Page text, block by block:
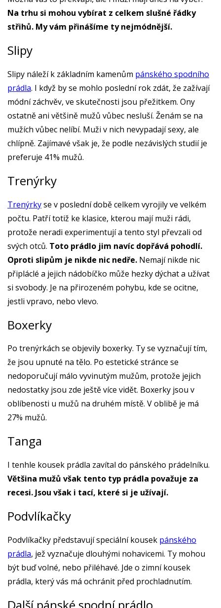
Na trhu si mohou vybírat z celkem slušné řádky
střihů. My vám přinášíme ty nejmódnější.
Slipy
Slipy náleží k základním kamenům pánského spodního
prádla. I když by se mohlo poslední rok zdát, že zažívají
módní záchvěv, ve skutečnosti jsou přežitkem. Ony
ostatně ani většině mužů vůbec nesluší. Ženám se na
mužích vůbec nelíbí. Muži v nich nevypadají sexy, ale
chlípně. Zajímavé však je, že podle nezávislých studií je
preferuje 41% mužů.
Trenýrky
Trenýrkyse v poslední době celkem vyrojily ve velkém
počtu. Patří totiž ke klasice, kterou mají muži rádi,
protože neradi experimentují a tento styl převzali od
svých otců. Toto prádlo jim navíc dopřává pohodlí.
Oproti slipům je nikde nic nedře. Nemají nikde nic
připláclé a jejich nádobíčko může hezky dýchat a užívat
si svobody. Je na přirozeném pohybu, kde se ocitne,
jestli vpravo, nebo vlevo.
Boxerky
Po trenýrkách se objevily boxerky. Ty se vyznačují tím,
že jsou upnuté na tělo. Po estetické stránce se
nedoporučují málo vyvinutým mužům, protože jejich
nedostatky jsou zde ještě více vidět. Boxerky jsou v
oblíbenosti u mužů na druhém místě. V oblibě je má
27% mužů.
Tanga
I tenhle kousek prádla zavítal do pánského prádelníku.
Většina mužů však tento typ prádla považuje za
recesi. Jsou však i tací, které si je užívají.
Podvlíkačky
Podvlíkačky představují speciální kousek pánského
prádla, jež vyznačuje dlouhými nohavicemi. Ty mohou
být buď volné, nebo přiléhavé. Jde o zimní kousek
prádla, který vás má ochránit před prochladnutím.